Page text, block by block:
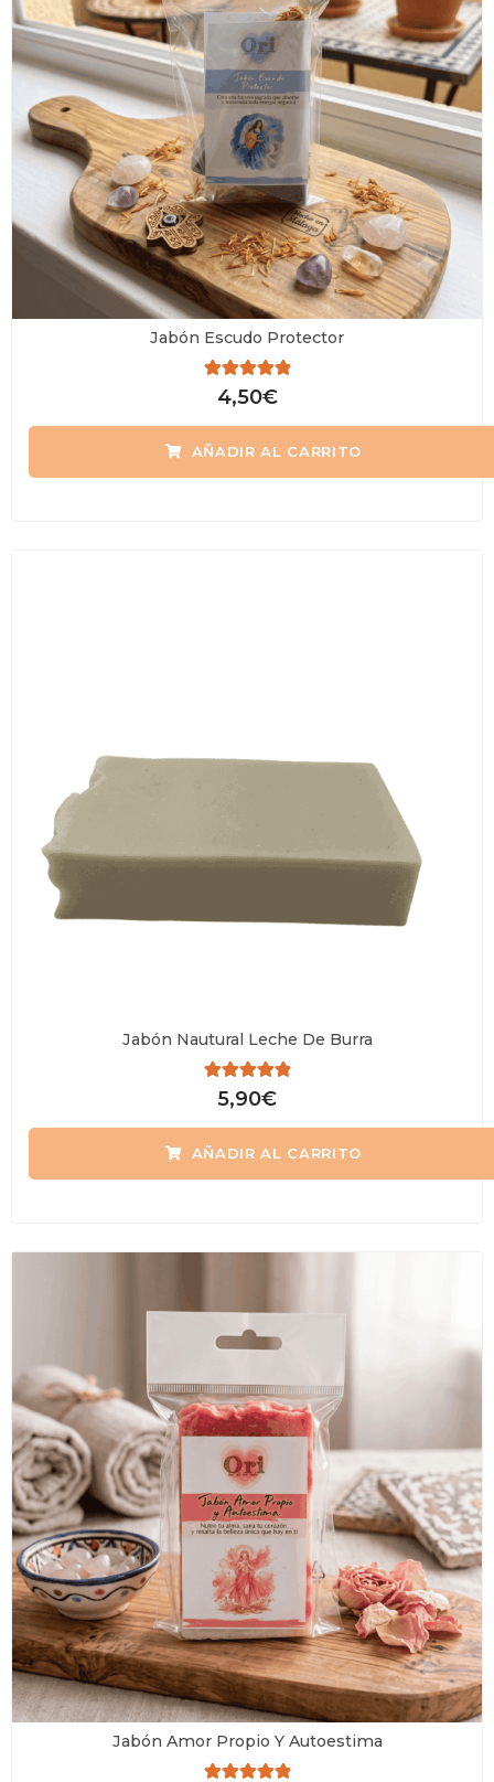
Jabón Escudo Protector
Valorado
5
4,50€
AÑADIR AL CARRITO
Jabón Nautural Leche De Burra
Valorado
con
5
5,90€
AÑADIR AL CARRITO
Jabón Amor Propio Y Autoestima